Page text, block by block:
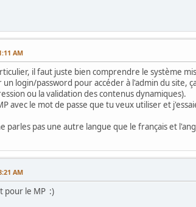
AM
il faut juste bien comprendre le système
un login/password pour accéder à l'admin du site,
ou la validation des contenus dynamiques).
avec le mot de passe que tu veux utiliser et
parles pas une autre langue que le français et
AM
pour le MP :)